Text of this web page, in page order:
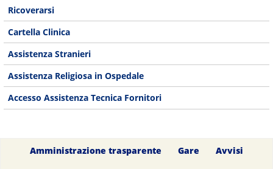
Ricoverarsi
Cartella Clinica
Assistenza Stranieri
Assistenza Religiosa in Ospedale
Accesso Assistenza Tecnica Fornitori
Amministrazione trasparente Gare Avvisi